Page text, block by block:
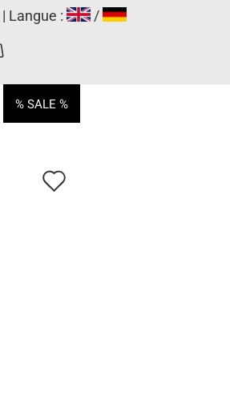
| Langue : /
% SALE %